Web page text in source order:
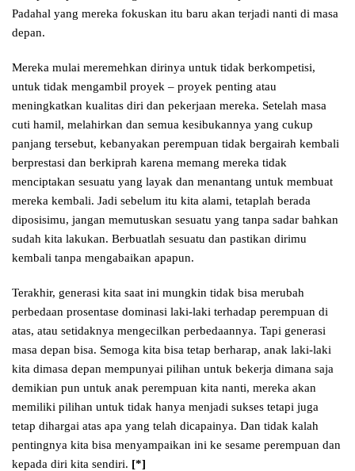
Padahal yang mereka fokuskan itu baru akan terjadi nanti di masa
depan.
Mereka mulai meremehkan dirinya untuk tidak berkompetisi,
untuk tidak mengambil proyek – proyek penting atau
meningkatkan kualitas diri dan pekerjaan mereka. Setelah masa
cuti hamil, melahirkan dan semua kesibukannya yang cukup
panjang tersebut, kebanyakan perempuan tidak bergairah kembali
berprestasi dan berkiprah karena memang mereka tidak
menciptakan sesuatu yang layak dan menantang untuk membuat
mereka kembali. Jadi sebelum itu kita alami, tetaplah berada
diposisimu, jangan memutuskan sesuatu yang tanpa sadar bahkan
sudah kita lakukan. Berbuatlah sesuatu dan pastikan dirimu
kembali tanpa mengabaikan apapun.
Terakhir, generasi kita saat ini mungkin tidak bisa merubah
perbedaan prosentase dominasi laki-laki terhadap perempuan di
atas, atau setidaknya mengecilkan perbedaannya. Tapi generasi
masa depan bisa. Semoga kita bisa tetap berharap, anak laki-laki
kita dimasa depan mempunyai pilihan untuk bekerja dimana saja
demikian pun untuk anak perempuan kita nanti, mereka akan
memiliki pilihan untuk tidak hanya menjadi sukses tetapi juga
tetap dihargai atas apa yang telah dicapainya. Dan tidak kalah
pentingnya kita bisa menyampaikan ini ke sesame perempuan dan
kepada diri kita sendiri. [*]